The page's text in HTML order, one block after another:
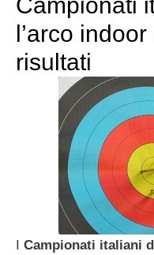
l’arco
risultati
I Campionati italiani